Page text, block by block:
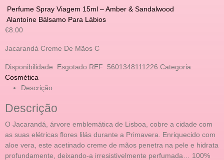
Perfume Spray Viagem 15ml – Amber & Sandalwood
Alantoíne Bálsamo Para Lábios
€8.00
Jacarandá Creme De Mãos C
Disponibilidade: Esgotado REF: 5601348111226 Categoria:
Cosmética
Descrição
Descrição
O Jacarandá, árvore emblemática de Lisboa, cobre a cidade com
as suas elétricas flores lilás durante a Primavera. Enriquecido com
aloe vera, este acetinado creme de mãos penetra na pele e hidrata
profundamente, deixando-a irresistivelmente perfumada… 100%